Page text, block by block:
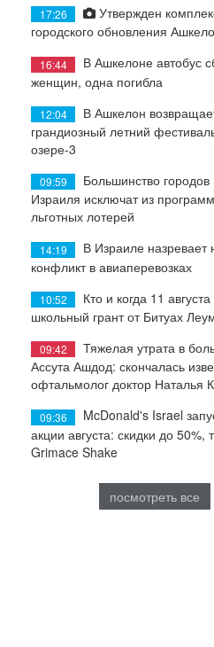
17:26
Утвержден
городского обновления
16:44
В Ашкелоне автобус
женщин, одна погибла
12:04
В Ашкелон
грандиозный летний
озере-3
09:59
Большинство городов
Израиля исключат из
льготных лотерей
14:19
В Израиле назревает
конфликт в авиаперевозках
10:52
Кто и когда 11
школьный грант от Битуах
09:42
Тяжелая утрата в
Ассута Ашдод: скончалась
офтальмолог доктор Наталья
09:36
McDonald's Israel
акции августа: скидки до 50%,
Grimace Shake
посмотреть все